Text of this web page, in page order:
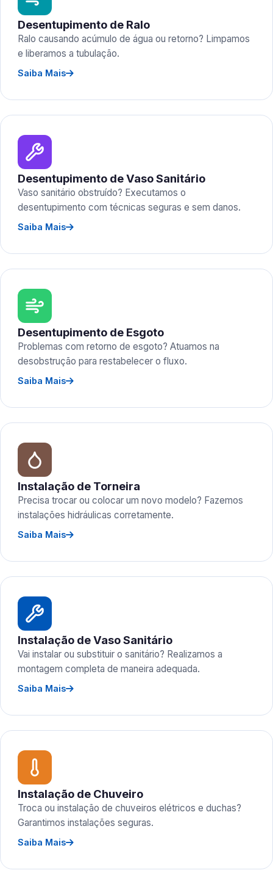
Desentupimento de Ralo
Ralo causando acúmulo de água ou retorno? Limpamos
e liberamos a tubulação.
Saiba Mais
Desentupimento de Vaso Sanitário
Vaso sanitário obstruído? Executamos o
desentupimento com técnicas seguras e sem danos.
Saiba Mais
Desentupimento de Esgoto
Problemas com retorno de esgoto? Atuamos na
desobstrução para restabelecer o fluxo.
Saiba Mais
Instalação de Torneira
Precisa trocar ou colocar um novo modelo? Fazemos
instalações hidráulicas corretamente.
Saiba Mais
Instalação de Vaso Sanitário
Vai instalar ou substituir o sanitário? Realizamos a
montagem completa de maneira adequada.
Saiba Mais
Instalação de Chuveiro
Troca ou instalação de chuveiros elétricos e duchas?
Garantimos instalações seguras.
Saiba Mais